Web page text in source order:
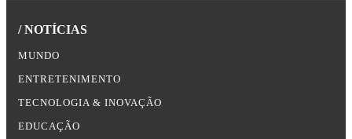
/ NOTÍCIAS
MUNDO
ENTRETENIMENTO
TECNOLOGIA & INOVAÇÃO
EDUCAÇÃO